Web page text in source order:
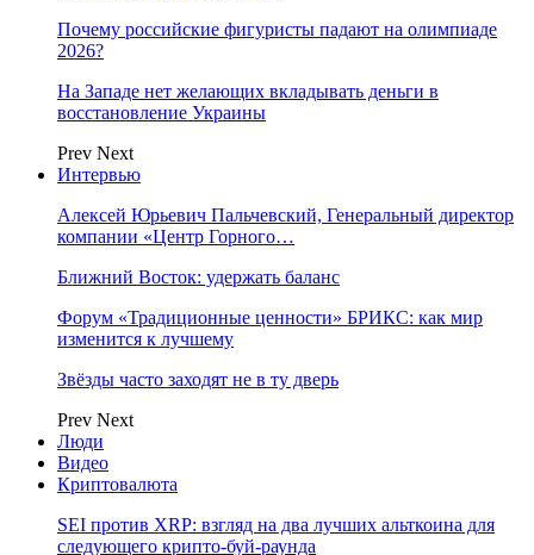
Почему российские фигуристы падают на олимпиаде
2026?
На Западе нет желающих вкладывать деньги в
восстановление Украины
Prev Next
Интервью
Алексей Юрьевич Пальчевский, Генеральный директор
компании «Центр Горного…
Ближний Восток: удержать баланс
Форум «Традиционные ценности» БРИКС: как мир
изменится к лучшему
Звёзды часто заходят не в ту дверь
Prev Next
Люди
Видео
Криптовалюта
SEI против XRP: взгляд на два лучших альткоина для
следующего крипто-буй-раунда